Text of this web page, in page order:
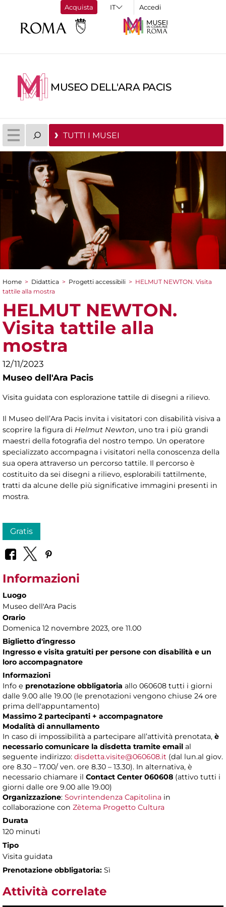
Acquista Accedi
MUSEO DELL'ARA PACIS
TUTTI I MUSEI
Tu sei qui
Home > Didattica > Progetti accessibili > HELMUT NEWTON. Visita
tattile alla mostra
HELMUT NEWTON.
Visita tattile alla
mostra
12/11/2023
Museo dell'Ara Pacis
Visita guidata con esplorazione tattile di disegni a rilievo.
Il Museo dell’Ara Pacis invita i visitatori con disabilità visiva a
scoprire la figura di Helmut Newton, uno tra i più grandi
maestri della fotografia del nostro tempo. Un operatore
specializzato accompagna i visitatori nella conoscenza della
sua opera attraverso un percorso tattile. Il percorso è
costituito da sei disegni a rilievo, esplorabili tattilmente,
tratti da alcune delle più significative immagini presenti in
mostra.
Gratis
Informazioni
Luogo
Museo dell'Ara Pacis
Orario
Domenica 12 novembre 2023, ore 11.00
Biglietto d'ingresso
Ingresso e visita gratuiti per persone con disabilità e un
loro accompagnatore
Informazioni
Info e prenotazione obbligatoria allo 060608 tutti i giorni
dalle 9.00 alle 19.00 (le prenotazioni vengono chiuse 24 ore
prima dell'appuntamento)
Massimo 2 partecipanti + accompagnatore
Modalità di annullamento
In caso di impossibilità a partecipare all’attività prenotata, è
necessario comunicare la disdetta tramite email al
seguente indirizzo: disdetta.visite@060608.it (dal lun.al giov.
ore 8.30 – 17.00/ ven. ore 8.30 – 13.30). In alternativa, è
necessario chiamare il Contact Center 060608 (attivo tutti i
giorni dalle ore 9.00 alle 19.00)
Organizzazione: Sovrintendenza Capitolina in
collaborazione con Zètema Progetto Cultura
Durata
120 minuti
Tipo
Visita guidata
Prenotazione obbligatoria: Sì
Attività correlate